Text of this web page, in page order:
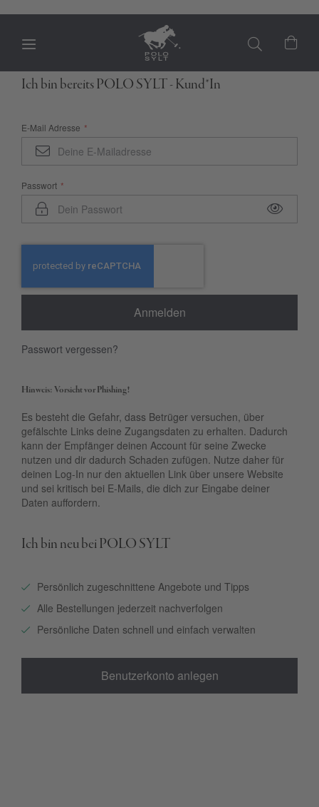
Ich bin bereits POLO SYLT - Kund*In
E-Mail Adresse
Passwort
Anmelden
Passwort vergessen?
Hinweis: Vorsicht vor Phishing!
Es besteht die Gefahr, dass Betrüger versuchen, über
gefälschte Links deine Zugangsdaten zu erhalten. Dadurch
kann der Empfänger deinen Account für seine Zwecke
nutzen und dir dadurch Schaden zufügen. Nutze daher für
deinen Log-In nur den aktuellen Link über unsere Website
und sei kritisch bei E-Mails, die dich zur Eingabe deiner
Daten auffordern.
Ich bin neu bei POLO SYLT
Persönlich zugeschnittene Angebote und Tipps
Alle Bestellungen jederzeit nachverfolgen
Persönliche Daten schnell und einfach verwalten
Benutzerkonto anlegen